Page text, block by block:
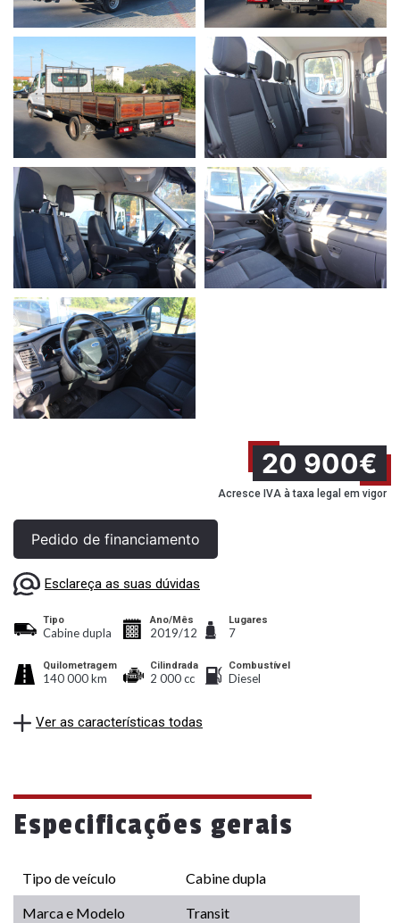
20 900€
Acresce IVA à taxa legal em vigor
Pedido de financiamento
Esclareça as suas dúvidas
Tipo
Cabine dupla
Quilometragem
140 000 km
Ano/Mês
2019/12
Cilindrada
2 000 cc
Lugares
7
Combustível
Diesel
Ver as características todas
Especificações gerais
Tipo de veículo Cabine dupla
Marca e Modelo Transit